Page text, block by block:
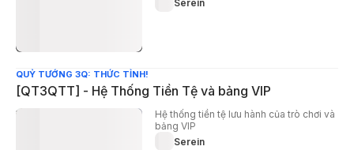
Serein
QUỶ TƯỚNG 3Q: THỨC TỈNH!
[QT3QTT] - Hệ Thống Tiền Tệ và bảng VIP
Hệ thống tiền tệ lưu hành của trò chơi và
bảng VIP
Serein